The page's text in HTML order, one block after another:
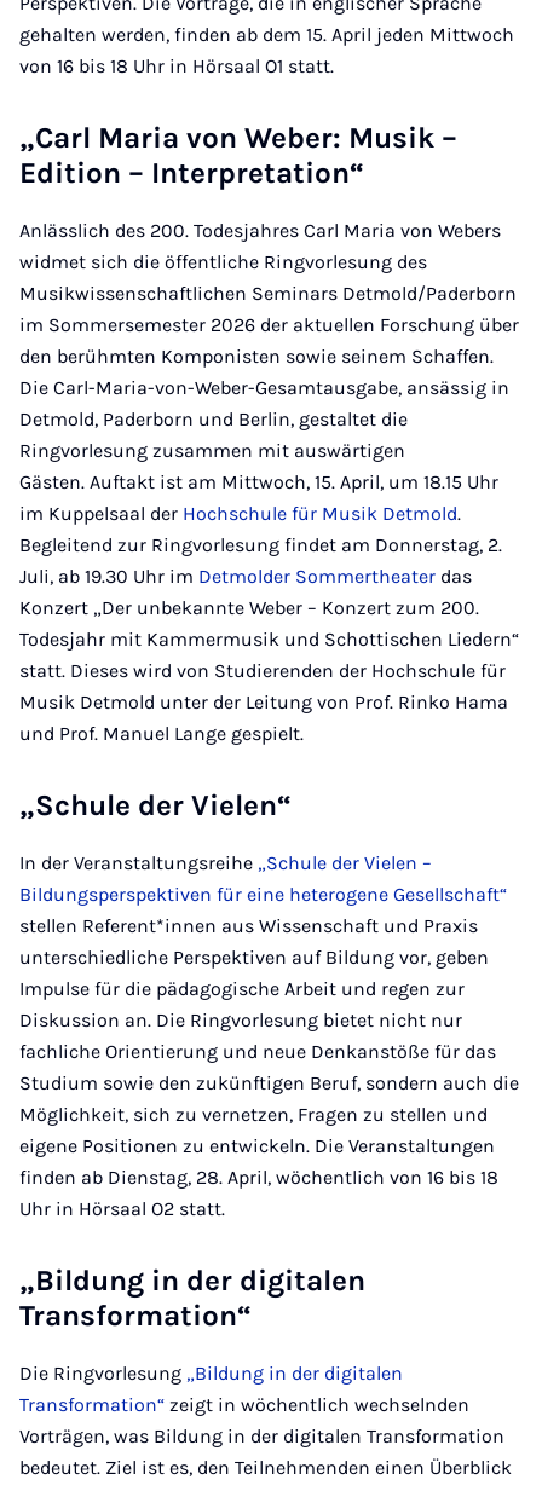
gehalten werden, finden ab dem 15. April jeden Mittwoch
von 16 bis 18 Uhr in Hörsaal O1 statt.
„Carl Maria von Weber: Musik –
Edition – Interpretation“
Anlässlich des 200. Todesjahres Carl Maria von Webers
widmet sich die öffentliche Ringvorlesung des
Musikwissenschaftlichen Seminars Detmold/Paderborn
im Sommersemester 2026 der aktuellen Forschung über
den berühmten Komponisten sowie seinem Schaffen.
Die Carl-Maria-von-Weber-Gesamtausgabe, ansässig in
Detmold, Paderborn und Berlin, gestaltet die
Ringvorlesung zusammen mit auswärtigen
Gästen. Auftakt ist am Mittwoch, 15. April, um 18.15 Uhr
im Kuppelsaal der Hochschule für Musik Detmold.
Begleitend zur Ringvorlesung findet am Donnerstag, 2.
Juli, ab 19.30 Uhr im Detmolder Sommertheater das
Konzert „Der unbekannte Weber – Konzert zum 200.
Todesjahr mit Kammermusik und Schottischen Liedern“
statt. Dieses wird von Studierenden der Hochschule für
Musik Detmold unter der Leitung von Prof. Rinko Hama
und Prof. Manuel Lange gespielt.
„Schule der Vielen“
In der Veranstaltungsreihe „Schule der Vielen –
Bildungsperspektiven für eine heterogene Gesellschaft“
stellen Referent*innen aus Wissenschaft und Praxis
unterschiedliche Perspektiven auf Bildung vor, geben
Impulse für die pädagogische Arbeit und regen zur
Diskussion an. Die Ringvorlesung bietet nicht nur
fachliche Orientierung und neue Denkanstöße für das
Studium sowie den zukünftigen Beruf, sondern auch die
Möglichkeit, sich zu vernetzen, Fragen zu stellen und
eigene Positionen zu entwickeln. Die Veranstaltungen
finden ab Dienstag, 28. April, wöchentlich von 16 bis 18
Uhr in Hörsaal O2 statt.
„Bildung in der digitalen
Transformation“
Die Ringvorlesung „Bildung in der digitalen
Transformation“ zeigt in wöchentlich wechselnden
Vorträgen, was Bildung in der digitalen Transformation
bedeutet. Ziel ist es, den Teilnehmenden einen Überblick